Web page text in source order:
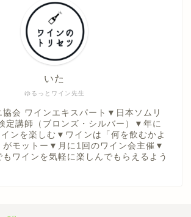
ゆるっとワイン先生
いた
会 ワインエキスパート▼日本ソムリ
定講師（ブロンズ・シルバー）▼年に
ンを楽しむ▼ワインは「何を飲むかよ
がモットー▼月に1回のワイン会主催▼
もワインを気軽に楽しんでもらえるよう